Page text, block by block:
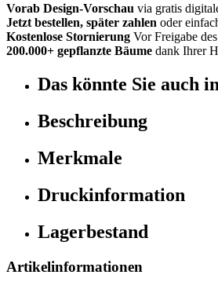
Vorab Design-Vorschau via gratis
Jetzt bestellen, später zahlen oder
Kostenlose Stornierung Vor Freigabe
200.000+ gepflanzte Bäume dank Ihrer
Das könnte Sie auch
Beschreibung
Merkmale
Druckinformation
Lagerbestand
Artikelinformationen